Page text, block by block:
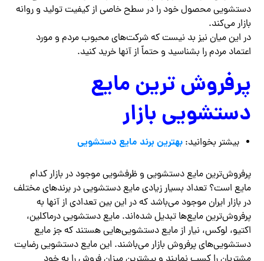
دستشویی محصول خود را در سطح خاصی از کیفیت تولید و روانه
بازار می‌کند.
در این میان نیز بد نیست که شرکت‌های محبوب مردم و مورد
اعتماد مردم را بشناسید و حتماً از آنها خرید کنید.
پرفروش ترین مایع
دستشویی بازار
بیشتر بخوانید:بهترین برند مایع دستشویی
پرفروش‌ترین مایع دستشویی و ظرفشویی موجود در بازار کدام
مایع است؟ تعداد بسیار زیادی مایع دستشویی در برندهای مختلف
در بازار ایران موجود می‌باشد که در این بین تعدادی از آنها به
پرفروش‌ترین مایع‌ها تبدیل شده‌اند. مایع دستشویی درماکلین،
اکتیو، لوکس، نیار از مایع دستشویی‌هایی هستند که جز مایع
دستشویی‌های پرفروش بازار می‌باشند. این مایع دستشویی رضایت